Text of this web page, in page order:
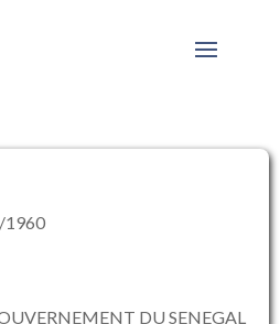
1960
DU SENEGAL